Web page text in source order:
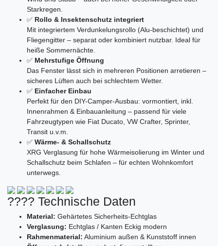
Starkregen.
✅ Rollo & Insektenschutz integriert
Mit integriertem Verdunkelungsrollo (Alu-beschichtet) und
Fliegengitter – separat oder kombiniert nutzbar. Ideal für
heiße Sommernächte.
✅ Mehrstufige Öffnung
Das Fenster lässt sich in mehreren Positionen arretieren –
sicheres Lüften auch bei schlechtem Wetter.
✅ Einfacher Einbau
Perfekt für den DIY-Camper-Ausbau: vormontiert, inkl.
Innenrahmen & Einbauanleitung – passend für viele
Fahrzeugtypen wie Fiat Ducato, VW Crafter, Sprinter,
Transit u.v.m.
✅ Wärme- & Schallschutz
XRG Verglasung für hohe Wärmeisolierung im Winter und
Schallschutz beim Schlafen – für echten Wohnkomfort
unterwegs.
???? Technische Daten
Material: Gehärtetes Sicherheits-Echtglas
Verglasung: Echtglas / Kanten Eckig modern
Rahmenmaterial: Aluminium außen & Kunststoff innen